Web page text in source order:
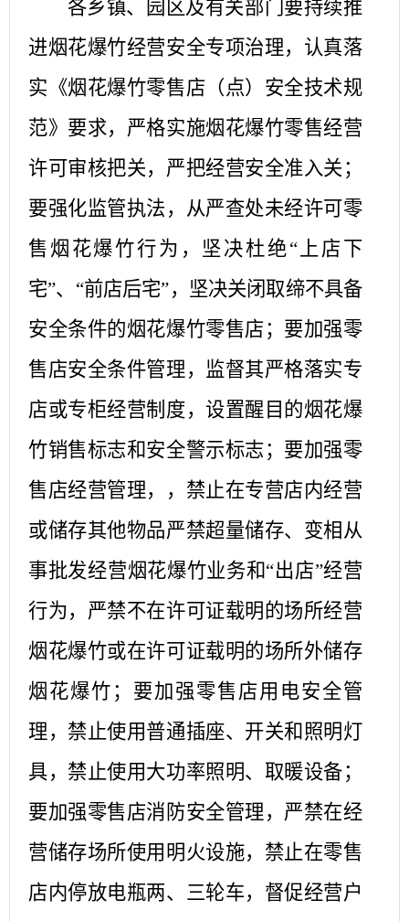
各乡镇、园区及有关部门要持续推
进烟花爆竹经营安全专项治理，认真落
实《烟花爆竹零售店（点）安全技术规
范》要求，严格实施烟花爆竹零售经营
许可审核把关，严把经营安全准入关；
要强化监管执法，从严查处未经许可零
售烟花爆竹行为，坚决杜绝“上店下
宅”、“前店后宅”，坚决关闭取缔不具备
安全条件的烟花爆竹零售店；要加强零
售店安全条件管理，监督其严格落实专
店或专柜经营制度，设置醒目的烟花爆
竹销售标志和安全警示标志；要加强零
售店经营管理，，禁止在专营店内经营
或储存其他物品严禁超量储存、变相从
事批发经营烟花爆竹业务和“出店”经营
行为，严禁不在许可证载明的场所经营
烟花爆竹或在许可证载明的场所外储存
烟花爆竹；要加强零售店用电安全管
理，禁止使用普通插座、开关和照明灯
具，禁止使用大功率照明、取暖设备；
要加强零售店消防安全管理，严禁在经
营储存场所使用明火设施，禁止在零售
店内停放电瓶两、三轮车，督促经营户